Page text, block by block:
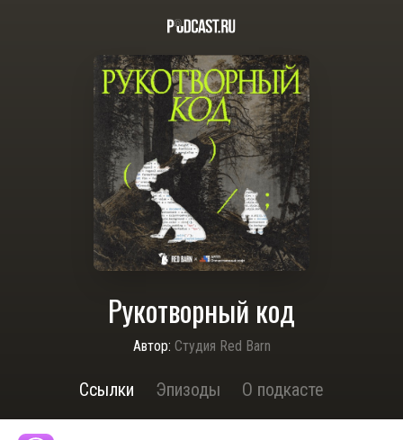
Рукотворный код
Автор: Студия Red Barn
Ссылки Эпизоды О подкасте